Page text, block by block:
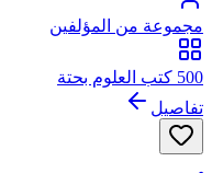
مجموعة من المؤلفين
500 كتب العلوم بحتة
تفاصيل